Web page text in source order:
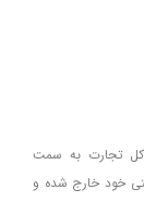
کل تجارت به سمت
خود خارج شده و